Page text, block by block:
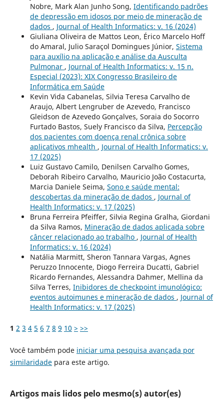
Nobre, Mark Alan Junho Song, Identificando padrões
de depressão em idosos por meio de mineração de
dados , Journal of Health Informatics: v. 16 (2024)
Giuliana Oliveira de Mattos Leon, Érico Marcelo Hoff
do Amaral, Julio Saraçol Domingues Júnior, Sistema
para auxílio na aplicação e análise da Ausculta
Pulmonar , Journal of Health Informatics: v. 15 n.
Especial (2023): XIX Congresso Brasileiro de
Informática em Saúde
Kevin Vida Cabanelas, Silvia Teresa Carvalho de
Araujo, Albert Lengruber de Azevedo, Francisco
Gleidson de Azevedo Gonçalves, Soraia do Socorro
Furtado Bastos, Suely Francisco da Silva, Percepção
dos pacientes com doença renal crônica sobre
aplicativos mhealth , Journal of Health Informatics: v.
17 (2025)
Luiz Gustavo Camilo, Denilsen Carvalho Gomes,
Deborah Ribeiro Carvalho, Mauricio João Costacurta,
Marcia Daniele Seima, Sono e saúde mental:
descobertas da mineração de dados , Journal of
Health Informatics: v. 17 (2025)
Bruna Ferreira Pfeiffer, Silvia Regina Gralha, Giordani
da Silva Ramos, Mineração de dados aplicada sobre
câncer relacionado ao trabalho , Journal of Health
Informatics: v. 16 (2024)
Natália Marmitt, Sheron Tannara Vargas, Agnes
Peruzzo Innocente, Diogo Ferreira Ducatti, Gabriel
Ricardo Fernandes, Alessandra Dahmer, Mellina da
Silva Terres, Inibidores de checkpoint imunológico:
eventos autoimunes e mineração de dados , Journal of
Health Informatics: v. 17 (2025)
1 2 3 4 5 6 7 8 9 10 > >>
Você também pode iniciar uma pesquisa avançada por
similaridadepara este artigo.
Artigos mais lidos pelo mesmo(s) autor(es)